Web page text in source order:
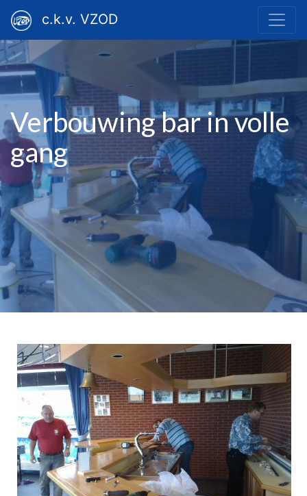
c.k.v. VZOD
Verbouwing bar in volle
gang